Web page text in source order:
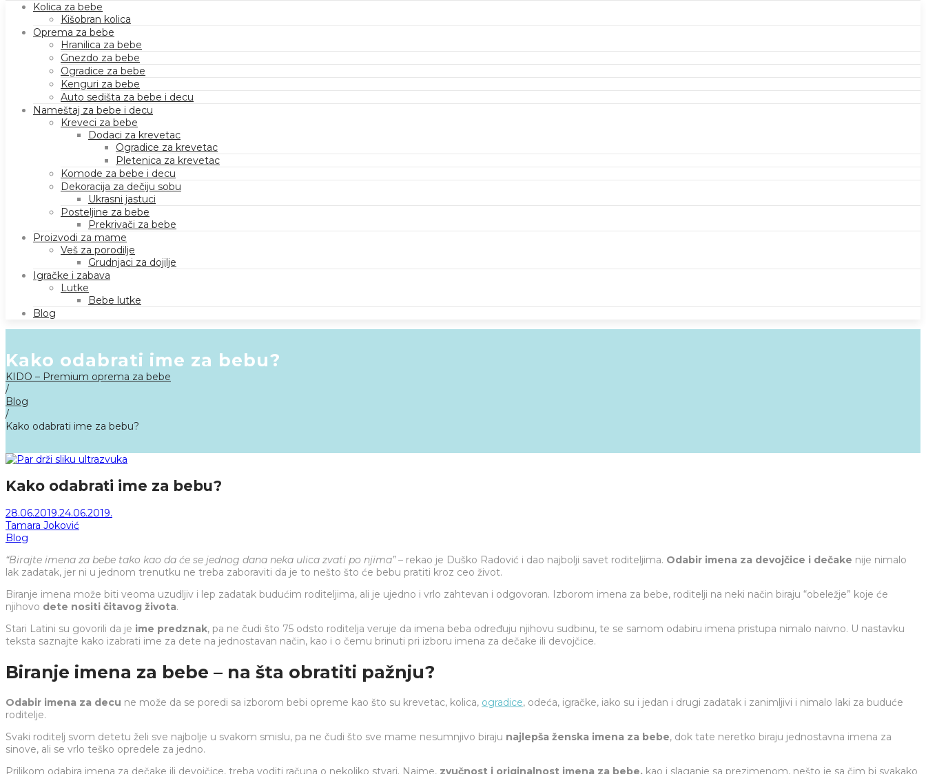
Kolica za bebe
Kišobran kolica
Oprema za bebe
Hranilica za bebe
Gnezdo za bebe
Ogradice za bebe
Kenguri za bebe
Auto sedišta za bebe i decu
Nameštaj za bebe i decu
Kreveci za bebe
Dodaci za krevetac
Ogradice za krevetac
Pletenica za krevetac
Komode za bebe i decu
Dekoracija za dečiju sobu
Ukrasni jastuci
Posteljine za bebe
Prekrivači za bebe
Proizvodi za mame
Veš za porodilje
Grudnjaci za dojilje
Igračke i zabava
Lutke
Bebe lutke
Blog
Kako odabrati ime za bebu?
KIDO – Premium oprema za bebe
/
Blog
/
Kako odabrati ime za bebu?
Kako odabrati ime za bebu?
Posted
on
28.06.2019.24.06.2019.
Od
Tamara Joković
Posted
Blog
“Birajte imena za bebe tako kao da će se jednog dana neka ulica zvati po njima”– rekao je Duško Radović i dao najbolji savet roditeljima. Odabir imena za devojčice i dečake nije nimalo
lak zadatak, jer ni u jednom trenutku ne treba zaboraviti da je to nešto što će bebu pratiti kroz ceo život.
Biranje imena može biti veoma uzudljiv i lep zadatak budućim roditeljima, ali je ujedno i vrlo zahtevan i odgovoran. Izborom imena za bebe, roditelji na neki način biraju “obeležje” koje će
njihovo dete nositi čitavog života.
Stari Latini su govorili da je ime predznak, pa ne čudi što 75 odsto roditelja veruje da imena beba određuju njihovu sudbinu, te se samom odabiru imena pristupa nimalo naivno. U nastavku
teksta saznajte kako izabrati ime za dete na jednostavan način, kao i o čemu brinuti pri izboru imena za dečake ili devojčice.
Biranje imena za bebe – na šta obratiti pažnju?
Odabir imena za decu ne može da se poredi sa izborom bebi opreme kao što su krevetac, kolica, ogradice, odeća, igračke, iako su i jedan i drugi zadatak i zanimljivi i nimalo laki za buduće
roditelje.
Svaki roditelj svom detetu želi sve najbolje u svakom smislu, pa ne čudi što sve mame nesumnjivo biraju najlepša ženska imena za bebe, dok tate neretko biraju jednostavna imena za
sinove, ali se vrlo teško opredele za jedno.
Prilikom odabira imena za dečake ili devojčice, treba voditi računa o nekoliko stvari. Naime, zvučnost i originalnost imena za bebe, kao i slaganje sa prezimenom, nešto je sa čim bi svakako